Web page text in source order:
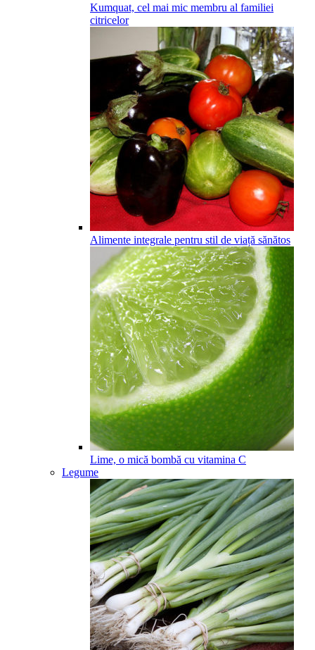
Kumquat, cel mai mic membru al familiei
citricelor
Alimente integrale pentru stil de viață sănătos
Lime, o mică bombă cu vitamina C
Legume